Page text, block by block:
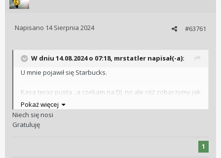
#63761
Napisano 14 Sierpnia 2024
W dniu 14.08.2024 o 07:18, mrstatler napisał(-a):
U mnie pojawił się Starbucks.
Kasa teraz pusta , a czekam na DJ, no ale cóż zobaczymy jak
zadzwoni telefon o ile zadzwoni kiedykolwiek
Wysłane z mojego SM-S918B przy użyciu Tapatalka
Pokaż więcej
Niech się nosi
Gratuluję
1